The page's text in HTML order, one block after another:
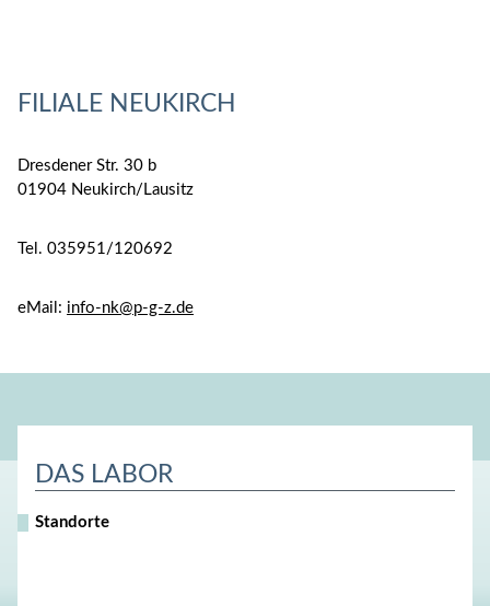
FILIALE NEUKIRCH
Dresdener Str. 30 b
01904 Neukirch/Lausitz
Tel. 035951/120692
eMail: info-nk@p-g-z.de
DAS LABOR
Navigation
überspringen
Standorte